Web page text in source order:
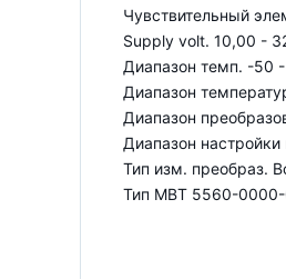
Чувствительный
Supply volt. 10,00 -
Диапазон темп. -50 -
Диапазон
Диапазон
Диапазон настройки
Тип изм. преобраз.
Тип MBT 5560-